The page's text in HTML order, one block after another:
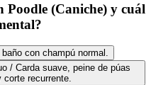
Poodle (Caniche) y cuál
con champú normal.
/ Carda suave, peine de púas
corte recurrente.